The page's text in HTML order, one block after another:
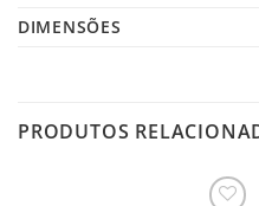
DIMENSÕES
PRODUTOS